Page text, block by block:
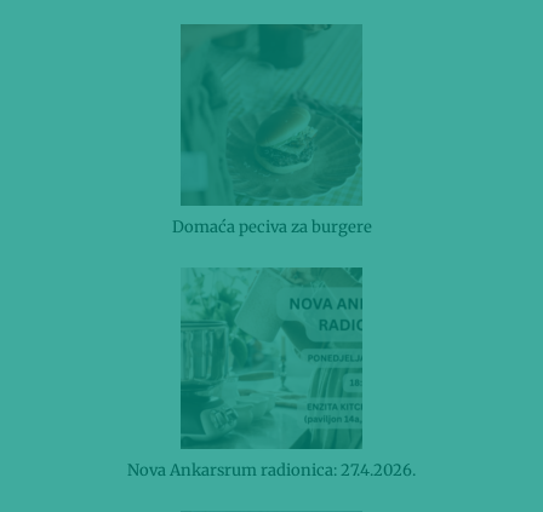
Domaća peciva za burgere
Nova Ankarsrum radionica: 27.4.2026.